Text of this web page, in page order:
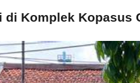
di Komplek Kopasus